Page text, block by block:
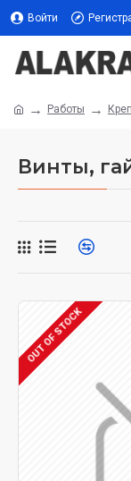
Войти
Работы
Винты,
OUT OF STOCK